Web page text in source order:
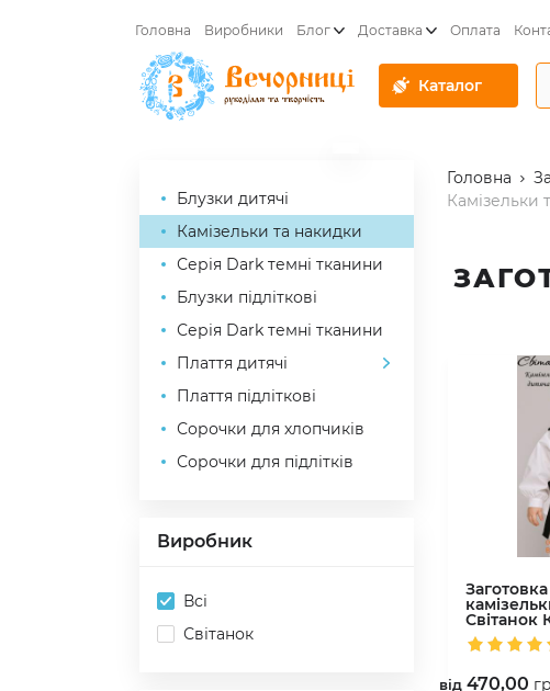
Головна Виробники Блог Доставка Оплата
Каталог
Блузки дитячі
Камізельки та накидки
Серія Dark темні тканини
Блузки підліткові
Серія Dark темні тканини
Плаття дитячі
Плаття підліткові
Сорочки для хлопчиків
Сорочки для підлітків
Виробник
Всі
Світанок
Головна
Камізельки
Світанок
вiд 470,00